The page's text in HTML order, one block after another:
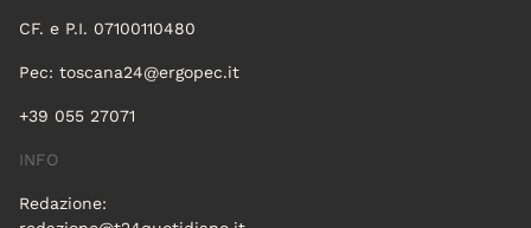
CF. e P.I. 07100110480
Pec: toscana24@ergopec.it
+39 055 27071
INFO
Redazione: